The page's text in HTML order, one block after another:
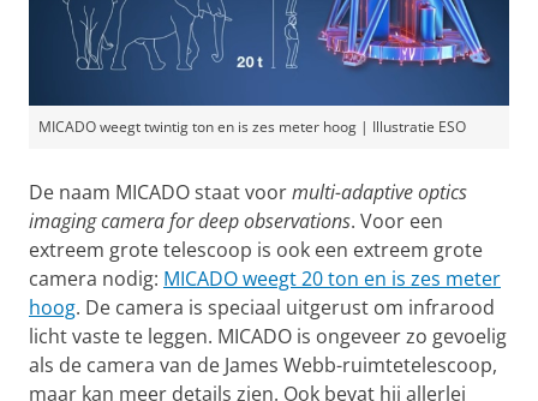
MICADO weegt twintig ton en is zes meter hoog | Illustratie ESO
De naam MICADO staat voormulti-adaptive optics
imaging camera for deep observations. Voor een
extreem grote telescoop is ook een extreem grote
camera nodig: MICADO weegt 20 ton en is zes meter
hoog. De camera is speciaal uitgerust om infrarood
licht vaste te leggen. MICADO is ongeveer zo gevoelig
als de camera van de James Webb-ruimtetelescoop,
maar kan meer details zien. Ook bevat hij allerlei